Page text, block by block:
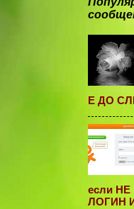
Е ДО
если
ЛОГИН